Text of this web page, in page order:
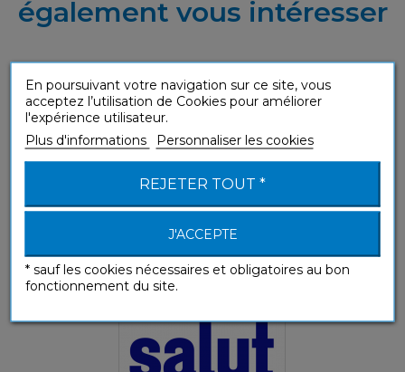
également vous intéresser
Aprender Francés
Objectif Langues
En poursuivant votre navigation sur ce site, vous
acceptez l’utilisation de Cookies pour améliorer
l'expérience utilisateur.
Plus d'informations
Personnaliser les cookies
REJETER TOUT *
J'ACCEPTE
* sauf les cookies nécessaires et obligatoires au bon
fonctionnement du site.